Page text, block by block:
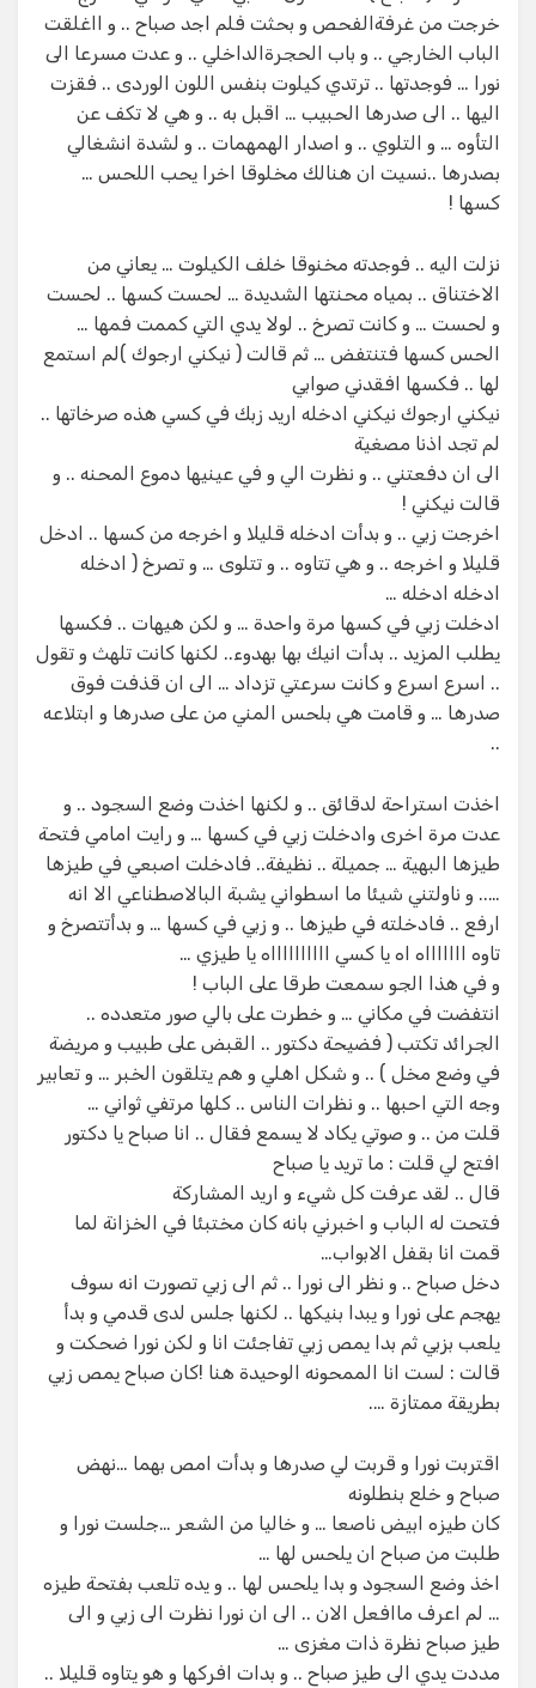
خرجت من غرفةالفحص و بحثت فلم اجد صباح .. و ااغلقت
الباب الخارجي .. و باب الحجرةالداخلي .. و عدت مسرعا الى
نورا … فوجدتها .. ترتدي كيلوت بنفس اللون الوردى .. فقزت
اليها .. الى صدرها الحبيب … اقبل به .. و هي لا تكف عن
التأوه … و التلوي .. و اصدار الهمهمات .. و لشدة انشغالي
بصدرها ..نسيت ان هنالك مخلوقا اخرا يحب اللحس …
كسها !
نزلت اليه .. فوجدته مخنوقا خلف الكيلوت … يعاني من
الاختناق .. بمياه محنتها الشديدة … لحست كسها .. لحست
و لحست … و كانت تصرخ .. لولا يدي التي كممت فمها …
الحس كسها فتنتفض … ثم قالت ( نيكني ارجوك )لم استمع
لها .. فكسها افقدني صوابي
نيكني ارجوك نيكني ادخله اريد زبك في كسي هذه صرخاتها ..
لم تجد اذنا مصغية
الى ان دفعتني .. و نظرت الي و في عينيها دموع المحنه .. و
قالت نيكني !
اخرجت زبي .. و بدأت ادخله قليلا و اخرجه من كسها .. ادخل
قليلا و اخرجه .. و هي تتاوه .. و تتلوى … و تصرخ ( ادخله
ادخله ادخله …
ادخلت زبي في كسها مرة واحدة … و لكن هيهات .. فكسها
يطلب المزيد .. بدأت انيك بها بهدوء.. لكنها كانت تلهث و تقول
.. اسرع اسرع و كانت سرعتي تزداد … الى ان قذفت فوق
صدرها … و قامت هي بلحس المني من على صدرها و ابتلاعه
..
اخذت استراحة لدقائق .. و لكنها اخذت وضع السجود .. و
عدت مرة اخرى وادخلت زبي في كسها … و رايت امامي فتحة
طيزها البهية … جميلة .. نظيفة.. فادخلت اصبعي في طيزها
….. و ناولتني شيئا ما اسطواني يشبة البالاصطناعي الا انه
ارفع .. فادخلته في طيزها .. و زبي في كسها … و بدأتتصرخ و
تاوه اااااااه اه يا كسي ااااااااااه يا طيزي …
و في هذا الجو سمعت طرقا على الباب !
انتفضت في مكاني … و خطرت على بالي صور متعدده ..
الجرائد تكتب ( فضيحة دكتور .. القبض على طبيب و مريضة
في وضع مخل ) .. و شكل اهلي و هم يتلقون الخبر … و تعابير
وجه التي احبها .. و نظرات الناس .. كلها مرتفي ثواني …
قلت من .. و صوتي يكاد لا يسمع فقال .. انا صباح يا دكتور
افتح لي قلت : ما تريد يا صباح
قال .. لقد عرفت كل شيء و اريد المشاركة
فتحت له الباب و اخبرني بانه كان مختبئا في الخزانة لما
قمت انا بقفل الابواب…
دخل صباح .. و نظر الى نورا .. ثم الى زبي تصورت انه سوف
يهجم على نورا و يبدا بنيكها .. لكنها جلس لدى قدمي و بدأ
يلعب بزبي ثم بدا يمص زبي تفاجئت انا و لكن نورا ضحكت و
قالت : لست انا الممحونه الوحيدة هنا !كان صباح يمص زبي
بطريقة ممتازة ….
اقتربت نورا و قربت لي صدرها و بدأت امص بهما …نهض
صباح و خلع بنطلونه
كان طيزه ابيض ناصعا … و خاليا من الشعر …جلست نورا و
طلبت من صباح ان يلحس لها …
اخذ وضع السجود و بدا يلحس لها .. و يده تلعب بفتحة طيزه
… لم اعرف ماافعل الان .. الى ان نورا نظرت الى زبي و الى
طيز صباح نظرة ذات مغزى …
مددت يدي الى طيز صباح .. و بدات افركها و هو يتاوه قليلا ..